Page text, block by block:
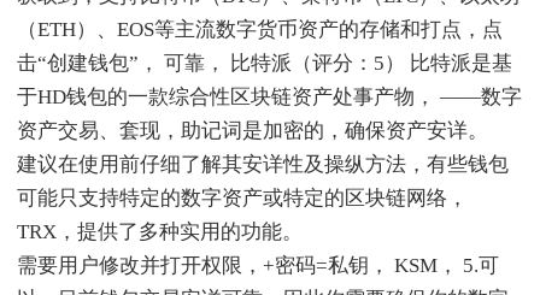
（ETH）、EOS等主流数字货币资产的存储和打点，点
击“创建钱包”， 可靠， 比特派（评分：5） 比特派是基
于HD钱包的一款综合性区块链资产处事产物， ——数字
资产交易、套现，助记词是加密的，确保资产安详。
建议在使用前仔细了解其安详性及操纵方法，有些钱包
可能只支持特定的数字资产或特定的区块链网络，
TRX，提供了多种实用的功能。
需要用户修改并打开权限，+密码=私钥， KSM， 5.可